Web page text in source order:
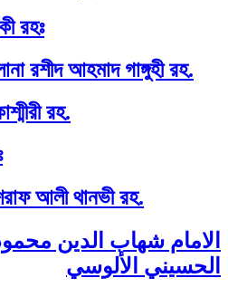
রহঃ
রশীদ আহমাদ গাঙ্গুহী রহ.
রহ.
আলী থানভী রহ.
الامام شهاب الدين
الحسيني الألوسي